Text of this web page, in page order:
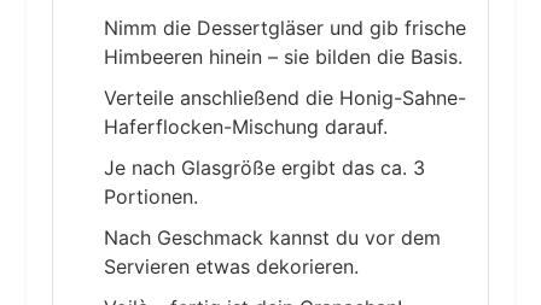
Nimm die Dessertgläser und gib frische
Himbeeren hinein – sie bilden die Basis.
Verteile anschließend die Honig-Sahne-
Haferflocken-Mischung darauf.
Je nach Glasgröße ergibt das ca. 3
Portionen.
Nach Geschmack kannst du vor dem
Servieren etwas dekorieren.